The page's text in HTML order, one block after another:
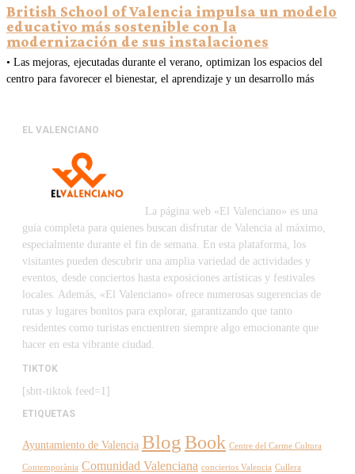
British School of Valencia impulsa un modelo
educativo más sostenible con la
modernización de sus instalaciones
• Las mejoras, ejecutadas durante el verano, optimizan los espacios del
centro para favorecer el bienestar, el aprendizaje y un desarrollo más
EL VALENCIANO
La página web «El Valenciano» es una
guía completa para quienes buscan disfrutar de Valencia al máximo,
especialmente durante el fin de semana. En esta plataforma, los
visitantes pueden descubrir una amplia variedad de actividades y
eventos, desde conciertos hasta exposiciones artísticas y festivales
locales. Además, «El Valenciano» ofrece numerosas sugerencias de
rutas y lugares bonitos para explorar, garantizando que tanto
residentes como turistas encuentren siempre algo emocionante que
hacer en esta vibrante ciudad.
TIKTOK
[sbtt-tiktok feed=1]
ETIQUETAS
Ayuntamiento de Valencia BlogBook Centre del Carme Cultura
Contemporània Comunidad Valenciana conciertos Valencia Cullera